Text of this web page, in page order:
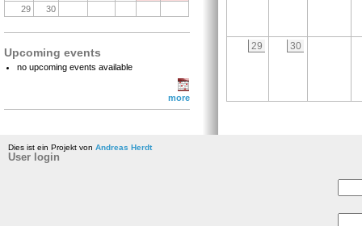
29
30
Upcoming events
no upcoming events available
more
29 30
Dies ist ein Projekt von Andreas Herdt
User login